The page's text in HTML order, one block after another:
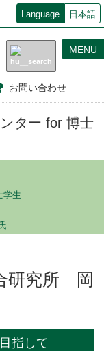
Language 日本語
お問い合わせ
MENU
ター for 博士
学生
研究所 岡
指して